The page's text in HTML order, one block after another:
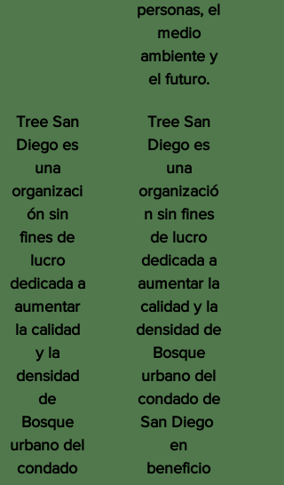
Tree San
Diego es
una
organizaci
ón sin
fines de
lucro
dedicada a
aumentar
la calidad
y la
densidad
de
Bosque
urbano del
condado
personas, el
medio
ambiente y
el futuro.
Tree San
Diego es
una
organizació
n sin fines
de lucro
dedicada a
aumentar la
calidad y la
densidad de
Bosque
urbano del
condado de
San Diego
en
beneficio